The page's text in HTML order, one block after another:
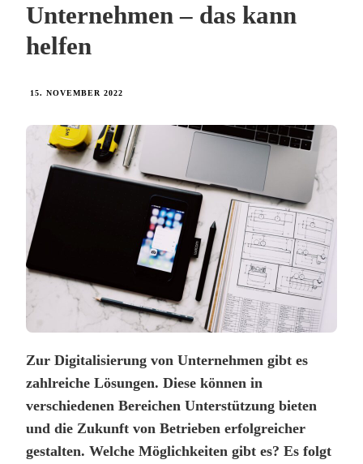
Unternehmen – das kann
helfen
15. NOVEMBER 2022
Zur Digitalisierung von Unternehmen gibt es
zahlreiche Lösungen. Diese können in
verschiedenen Bereichen Unterstützung bieten
und die Zukunft von Betrieben erfolgreicher
gestalten. Welche Möglichkeiten gibt es? Es folgt